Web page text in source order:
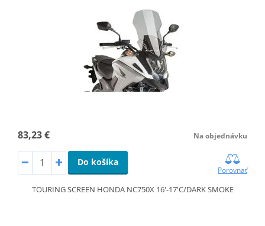
83,23 € Na objednávku
Do košíka
Porovnať
TOURING SCREEN HONDA NC750X 16'-17'C/DARK SMOKE